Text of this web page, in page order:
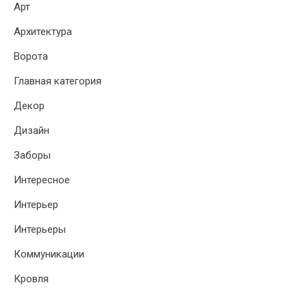
Арт
Архитектура
Ворота
Главная категория
Декор
Дизайн
Заборы
Интересное
Интерьер
Интерьеры
Коммуникации
Кровля